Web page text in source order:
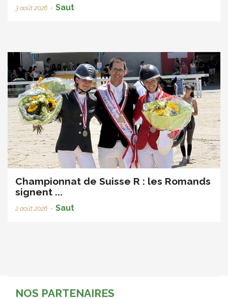
3 août 2026 • Saut
Championnat de Suisse R : les Romands
signent ...
2 août 2026 • Saut
NOS PARTENAIRES